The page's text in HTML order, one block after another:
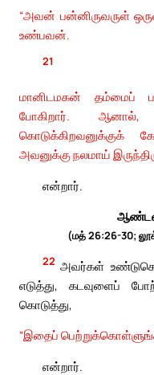
“அவன் பன்னிருவருள்
உண்பவன்.
21
மானிடமகன் தம்மைப்
போகிறார்.
கொடுக்கிறவனுக்குக்
அவனுக்கு நலமாய்
என்றார்.
(மத் 26:26-30;
22 அவர்கள்
எடுத்து, கடவுளைப்
கொடுத்து,
“இதைப்
என்றார்.